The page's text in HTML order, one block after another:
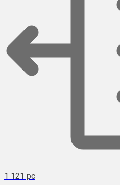
1 121 pc